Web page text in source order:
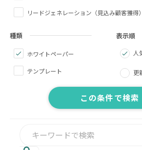
リードジェネレーション（見込み顧客獲得）
種類
ホワイトペーパー
テンプレート
表示順
人
更